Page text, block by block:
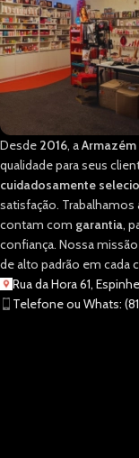
Desde 2016, aArmazém
qualidade para seus
cuidadosamente
satisfação.
contam com garantia,
confiança. Nossa
de alto padrão em cada
Rua da Hora 61,
Telefone ou Whats: